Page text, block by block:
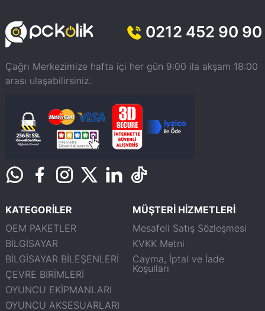
0212 452 90 90
Çağrı Merkezimize hafta içi her gün 9:00 ila akşam 18:00
arası ulaşabilirsiniz.
KATEGORİLER
OEM PAKETLER
BİLGİSAYAR
BİLGİSAYAR BİLEŞENLERİ
ÇEVRE BİRİMLERİ
OYUNCU EKİPMANLARI
OYUNCU AKSESUARLARI
MÜŞTERİ HİZMETLERİ
Mesafeli Satış Sözleşmesi
KVKK Metni
Cayma, İptal ve İade
Koşulları